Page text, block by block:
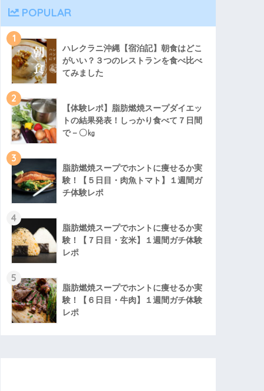
POPULAR
1
ハレクラニ沖縄【宿泊記】朝食はどこ
がいい？３つのレストランを食べ比べ
てみました
2
【体験レポ】脂肪燃焼スープダイエッ
トの結果発表！しっかり食べて７日間
で－〇㎏
3
脂肪燃焼スープでホントに痩せるか実
験！【５日目・肉魚トマト】１週間ガ
チ体験レポ
4
脂肪燃焼スープでホントに痩せるか実
験！【７日目・玄米】１週間ガチ体験
レポ
5
脂肪燃焼スープでホントに痩せるか実
験！【６日目・牛肉】１週間ガチ体験
レポ